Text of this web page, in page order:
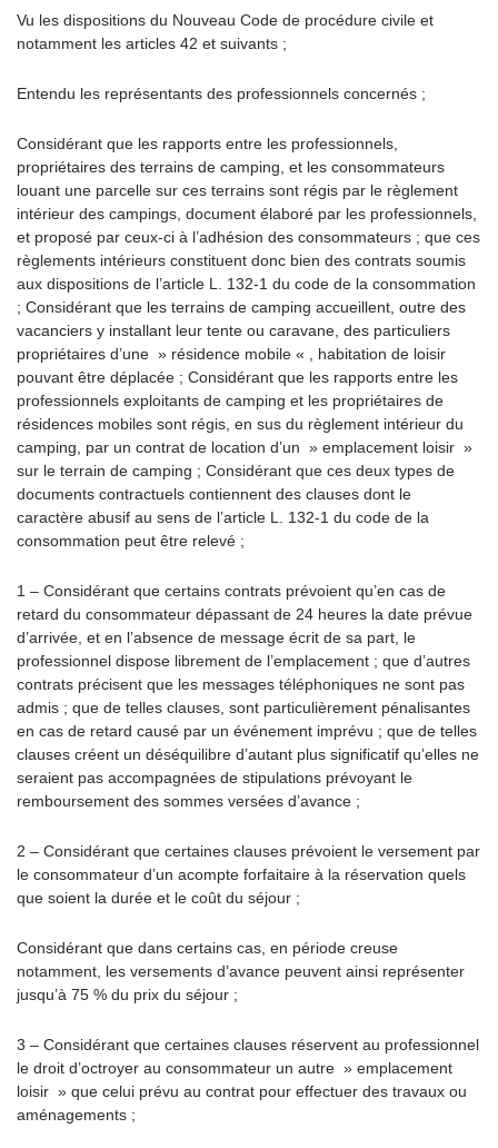
Vu les dispositions du Nouveau Code de procédure civile et
notamment les articles 42 et suivants ;
Entendu les représentants des professionnels concernés ;
Considérant que les rapports entre les professionnels,
propriétaires des terrains de camping, et les consommateurs
louant une parcelle sur ces terrains sont régis par le règlement
intérieur des campings, document élaboré par les professionnels,
et proposé par ceux-ci à l’adhésion des consommateurs ; que ces
règlements intérieurs constituent donc bien des contrats soumis
aux dispositions de l’article L. 132-1 du code de la consommation
; Considérant que les terrains de camping accueillent, outre des
vacanciers y installant leur tente ou caravane, des particuliers
propriétaires d’une » résidence mobile « , habitation de loisir
pouvant être déplacée ; Considérant que les rapports entre les
professionnels exploitants de camping et les propriétaires de
résidences mobiles sont régis, en sus du règlement intérieur du
camping, par un contrat de location d’un » emplacement loisir »
sur le terrain de camping ; Considérant que ces deux types de
documents contractuels contiennent des clauses dont le
caractère abusif au sens de l’article L. 132-1 du code de la
consommation peut être relevé ;
1 – Considérant que certains contrats prévoient qu’en cas de
retard du consommateur dépassant de 24 heures la date prévue
d’arrivée, et en l’absence de message écrit de sa part, le
professionnel dispose librement de l’emplacement ; que d’autres
contrats précisent que les messages téléphoniques ne sont pas
admis ; que de telles clauses, sont particulièrement pénalisantes
en cas de retard causé par un événement imprévu ; que de telles
clauses créent un déséquilibre d’autant plus significatif qu’elles ne
seraient pas accompagnées de stipulations prévoyant le
remboursement des sommes versées d’avance ;
2 – Considérant que certaines clauses prévoient le versement par
le consommateur d’un acompte forfaitaire à la réservation quels
que soient la durée et le coût du séjour ;
Considérant que dans certains cas, en période creuse
notamment, les versements d’avance peuvent ainsi représenter
jusqu’à 75 % du prix du séjour ;
3 – Considérant que certaines clauses réservent au professionnel
le droit d’octroyer au consommateur un autre » emplacement
loisir » que celui prévu au contrat pour effectuer des travaux ou
aménagements ;